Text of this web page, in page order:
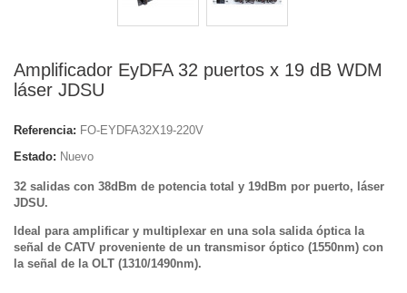
Amplificador EyDFA 32 puertos x 19 dB WDM
láser JDSU
Referencia: FO-EYDFA32X19-220V
Estado: Nuevo
32 salidas con 38dBm de potencia total y 19dBm por puerto, láser
JDSU.
Ideal para amplificar y multiplexar en una sola salida óptica la
señal de CATV proveniente de un transmisor óptico (1550nm) con
la señal de la OLT (1310/1490nm).